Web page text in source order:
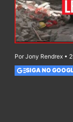
Por Jony Rendrex •
SIGA NO